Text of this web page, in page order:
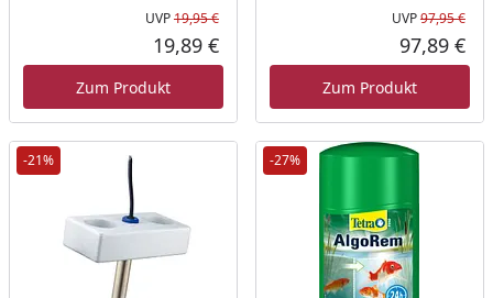
Ursprünglicher Preis
UVP19,95 €
Aktueller Preis
19,89 €
Zum Produkt
UVP97,95 €
97,89 €
Zum Produkt
-21% -27%